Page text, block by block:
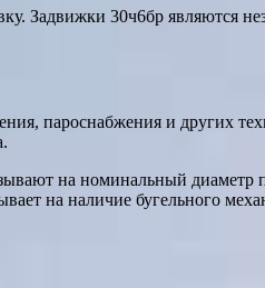
Задвижки 30ч6бр являются
пароснабжения и других
на номинальный
на наличие бугельного